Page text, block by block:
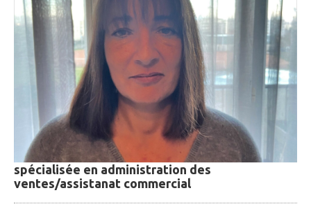
spécialisée en administration des
ventes/assistanat commercial